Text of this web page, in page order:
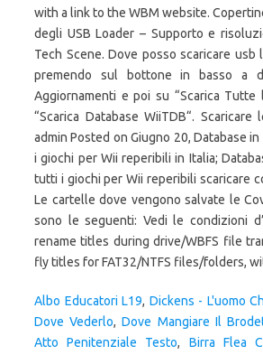
with a link to the WBM website.
degli USB Loader – Supporto e
Tech Scene. Dove posso scaricare usb
premendo sul bottone in basso a
Aggiornamenti e poi su “Scarica Tutte
“Scarica Database WiiTDB“.
admin Posted on Giugno 20, Database
i giochi per Wii reperibili in Italia;
tutti i giochi per Wii reperibili scaricare
Le cartelle dove vengono salvate le
sono le seguenti: Vedi le condizioni
rename titles during drive/WBFS file
fly titles for FAT32/NTFS files/folders,
Albo Educatori L19, Dickens - L'uomo
Dove Vederlo,Dove Mangiare Il
Atto Penitenziale Testo, Birra Flea